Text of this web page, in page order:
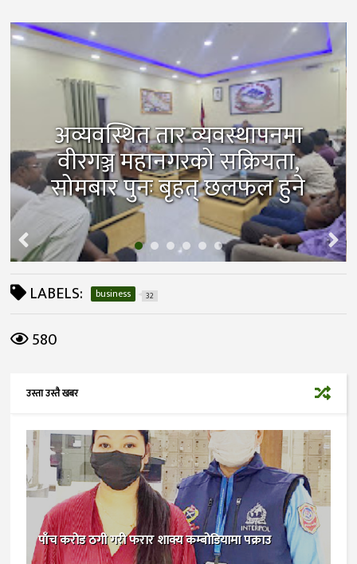
अव्यवस्थित तार व्यवस्थापनमा
वीरगञ्ज महानगरको सक्रियता,
सोमबार पुनः बृहत् छलफल हुने
LABELS: business 32
580
उस्ता उस्तै खबर
पाँच करोड ठगी गरी फरार शाक्य कम्बोडियामा पक्राउ